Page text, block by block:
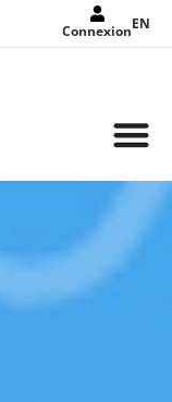
ConnexionEN